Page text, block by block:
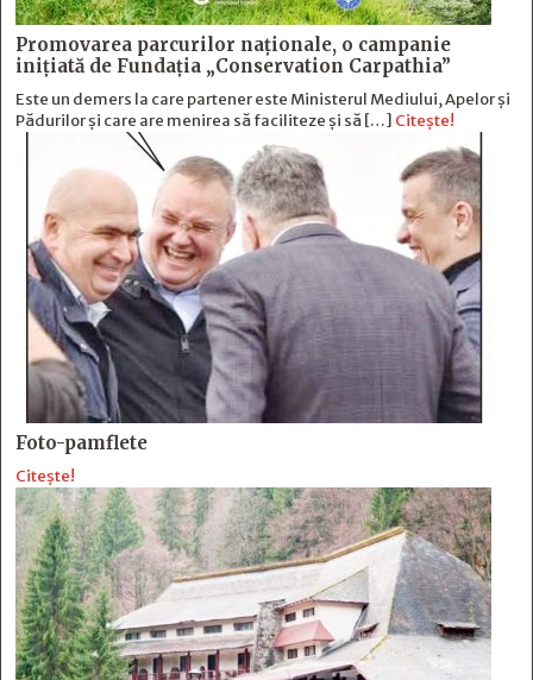
Promovarea parcurilor naționale, o campanie
inițiată de Fundația „Conservation Carpathia”
Este un demers la care partener este Ministerul Mediului, Apelor și
Pădurilor și care are menirea să faciliteze și să […] Citește!
Foto-pamflete
Citește!